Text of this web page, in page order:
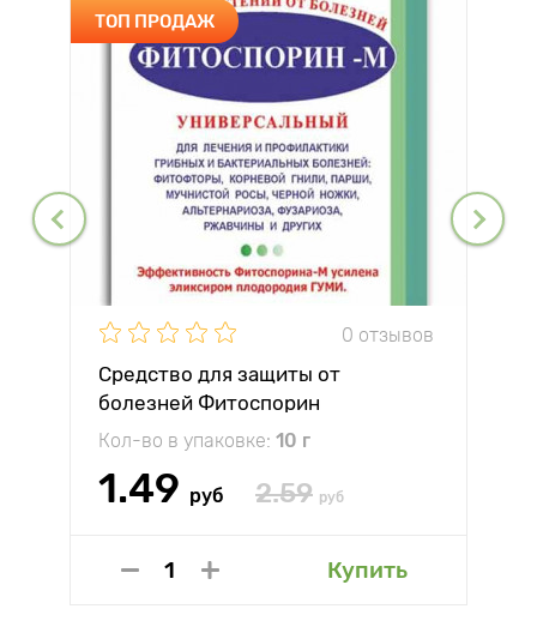
ТОП ПРОДАЖ
0 отзывов
Средство для защиты от
болезней Фитоспорин
Кол-во в упаковке: 10 г
1.49 руб 2.59 руб
Купить